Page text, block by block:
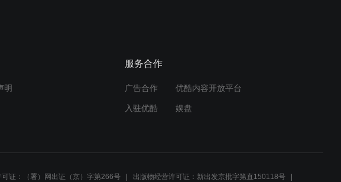
舞
明
服务合作
广告合作 优酷内容开放平台
入驻优酷 娱盘
可证：（署）网出证（京）字第266号 出版物经营许可证：新出发京批字第直150118号